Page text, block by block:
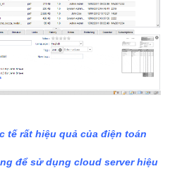
tế rất hiệu quả của điện toán
để sử dụng cloud server hiệu